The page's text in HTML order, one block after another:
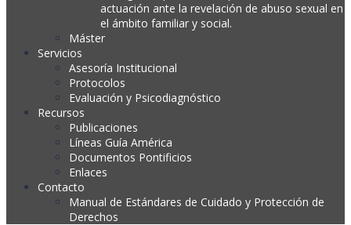
actuación ante la revelación de abuso sexual en
el ámbito familiar y social.
Máster
Servicios
Asesoría Institucional
Protocolos
Evaluación y Psicodiagnóstico
Recursos
Publicaciones
Líneas Guía América
Documentos Pontificios
Enlaces
Contacto
Manual de Estándares de Cuidado y Protección de
Derechos